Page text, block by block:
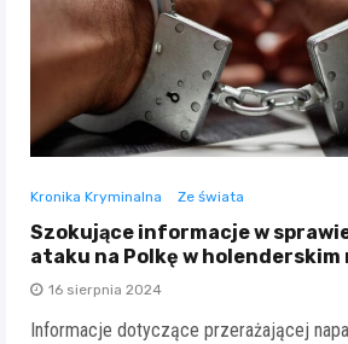
Kronika Kryminalna Ze świata
Szokujące informacje w
ataku na Polkę w holenderskim
16 sierpnia 2024
Informacje dotyczące przerażającej